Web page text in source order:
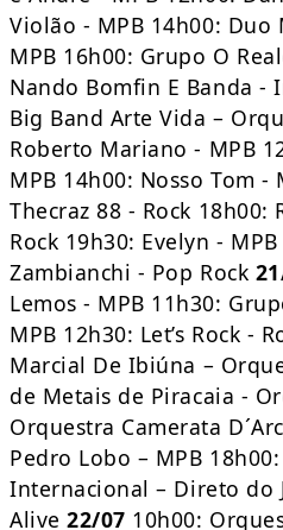
Violão - MPB 14h00: Duo
MPB 16h00: Grupo O
Nando Bomfin E Banda -
Big Band Arte Vida –
Roberto Mariano - MPB
MPB 14h00: Nosso Tom -
Thecraz 88 - Rock
Rock 19h30: Evelyn -
Zambianchi - Pop Rock
Lemos - MPB 11h30:
MPB 12h30: Let’s Rock -
Marcial De Ibiúna –
de Metais de Piracaia -
Orquestra Camerata
Pedro Lobo – MPB
Internacional – Direto do
Alive22/07 10h00: